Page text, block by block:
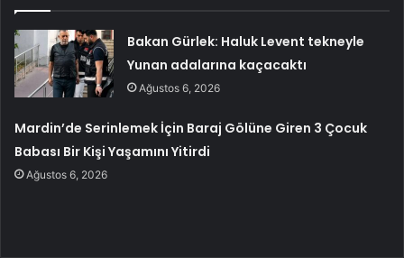
Bakan Gürlek: Haluk Levent tekneyle
Yunan adalarına kaçacaktı
Ağustos 6, 2026
Mardin’de Serinlemek İçin Baraj Gölüne Giren 3 Çocuk
Babası Bir Kişi Yaşamını Yitirdi
Ağustos 6, 2026